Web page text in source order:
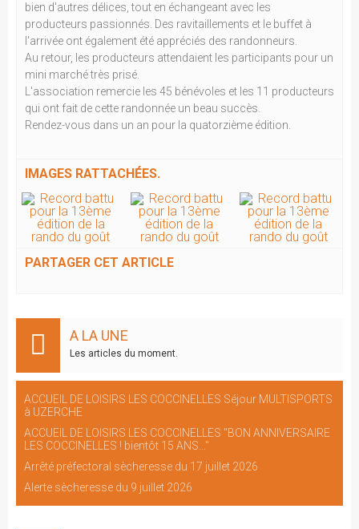
bien d'autres délices, tout en échangeant avec les
producteurs passionnés. Des ravitaillements et le buffet à
l'arrivée ont également été appréciés des randonneurs.
Au retour, les producteurs attendaient les participants pour un
mini marché très prisé.
L'association remercie les 45 bénévoles et les 11 producteurs
qui ont fait de cette randonnée un beau succès.
Rendez-vous dans un an pour la quatorzième édition.
IMAGES RATTACHÉES.
PARTAGER CET ARTICLE
A LA UNE
Les articles du moment.
ACCUEIL DE LOISIRS LES COCCINELLES Séjour MULTISPORTS
à UZERCHE
ACCUEIL DE LOISIRS LES COCCINELLES "BON ANNIVERSAIRE
LES COCCINELLES ! bientôt 15 ANS..."
Arrêté préfectoral sècheresse du 17 juillet 2026
Alerte sècheresse du 9 juillet 2026